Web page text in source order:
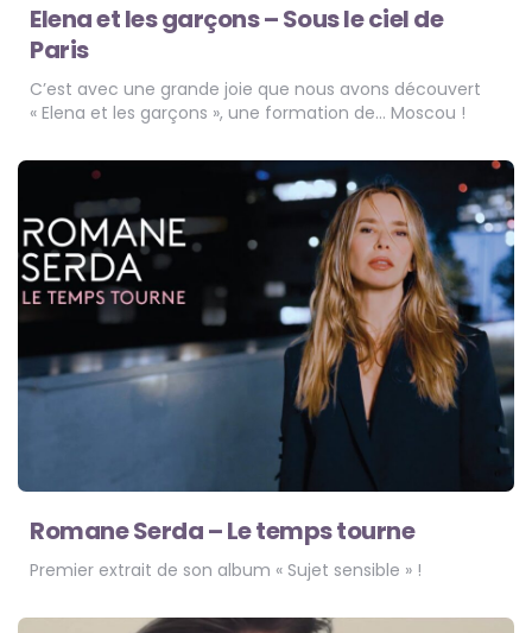
Elena et les garçons – Sous le ciel de
Paris
C’est avec une grande joie que nous avons découvert
« Elena et les garçons », une formation de… Moscou !
Romane Serda – Le temps tourne
Premier extrait de son album « Sujet sensible » !